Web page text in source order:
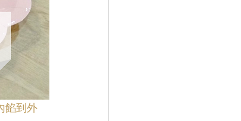
餡到外